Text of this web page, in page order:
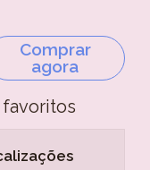
Comprar
agora